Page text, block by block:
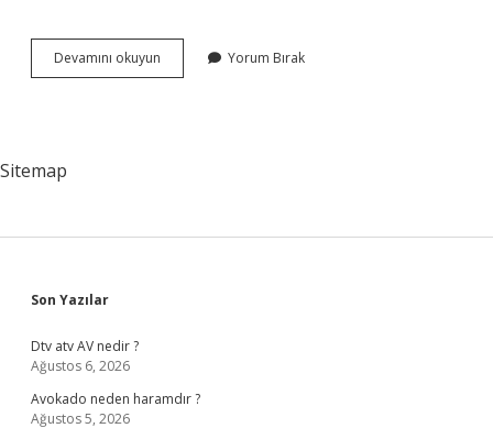
Devamını okuyun Çuvaşça
Türkçeye
Yorum Bırak
Sitemap
Sidebar
Son Yazılar
Dtv atv AV nedir ?
Ağustos 6, 2026
Avokado neden haramdır ?
Ağustos 5, 2026